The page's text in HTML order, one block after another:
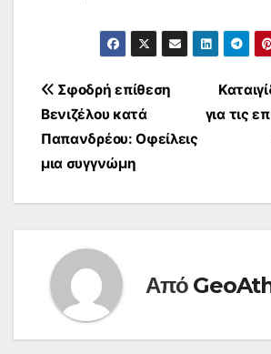
Πλοήγηση
άρθρων
για τις
Σφοδρή επίθεση
Βενιζέλου κατά
Παπανδρέου: Οφείλεις
μια συγγνώμη
Από